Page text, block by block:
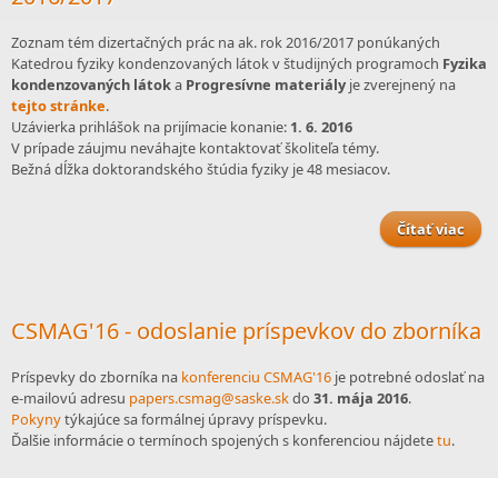
Zoznam tém dizertačných prác na ak. rok 2016/2017 ponúkaných
Katedrou fyziky kondenzovaných látok v študijných programoch Fyzika
kondenzovaných látoka Progresívne materiály je zverejnený na
tejto stránke.
Uzávierka prihlášok na prijímacie konanie: 1. 6. 2016
V prípade záujmu neváhajte kontaktovať školiteľa témy.
Bežná dĺžka doktorandského štúdia fyziky je 48 mesiacov.
Čítať viaco
CSMAG'16 - odoslanie príspevkov do zborníka
Príspevky do zborníka na konferenciu CSMAG'16 je potrebné odoslať na
e-mailovú adresu papers.csmag@saske.skdo 31. mája 2016.
Pokynytýkajúce sa formálnej úpravy príspevku.
Ďalšie informácie o termínoch spojených s konferenciou nájdetetu.